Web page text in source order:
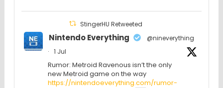
StingerHU Retweeted
Nintendo Everything
@nineverything
·
1 Jul
Rumor: Metroid Ravenous isn’t the only
new Metroid game on the way
https://nintendoeverything.com/rumor-